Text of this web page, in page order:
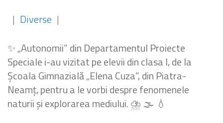
| Diverse |
✨ „Autonomii” din Departamentul Proiecte
Speciale i-au vizitat pe elevii din clasa I, de la
Școala Gimnazială „Elena Cuza”, din Piatra-
Neamț, pentru a le vorbi despre fenomenele
naturii și explorarea mediului. ⛈️ 🌫 💧